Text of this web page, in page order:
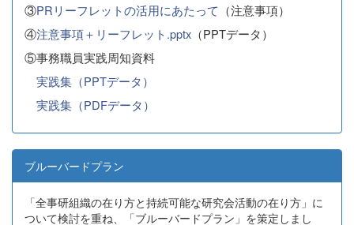
③PRリーフレットの活用にあたって （注意事項）
④注意事項＋リーフレット.pptx （PPTデータ）
⑤事務職員実践周知資料
実践集（PPTデータ）
実践集（PDFデータ）
ブルーバードプラン
「全事研組織の在り方と持続可能な研究会活動の在り方」に
ついて検討を重ね、「ブルーバードプラン」を策定しまし